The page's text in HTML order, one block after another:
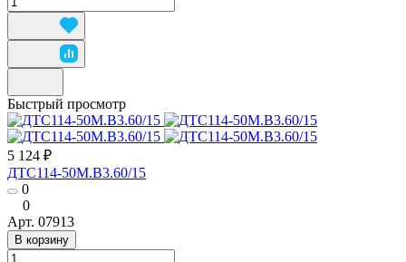
Быстрый просмотр
5 124 ₽
ДТС114-50М.В3.60/15
0
0
Арт. 07913
В корзину